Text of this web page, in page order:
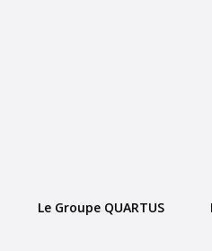
Le Groupe QUARTUS